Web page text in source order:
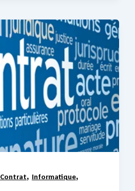
Contrat, Informatique,